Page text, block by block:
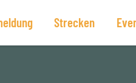
Strecken